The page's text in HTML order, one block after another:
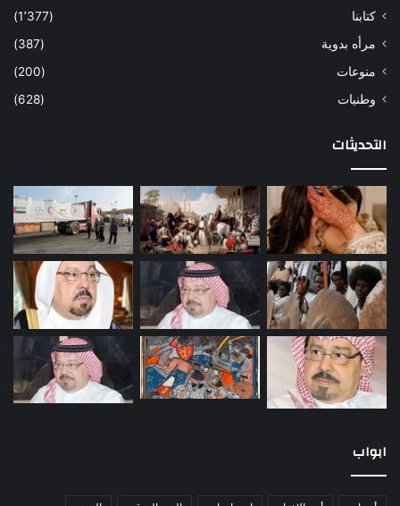
كتابنا
(1٬377)
مرأه بدوية
(387)
منوعات
(200)
وطنيات
(628)
التحديثات
ابواب